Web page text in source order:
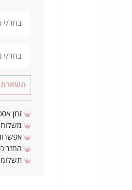
השארת
זמן אספקה: 3 - 10 ימי
משלוח + 3-4 ימי עסקים(צריכים לפני ?
החזר